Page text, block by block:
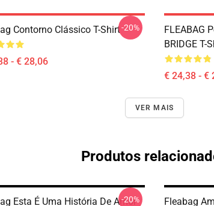
Contorno Clássico T-Shirt
- € 28,06
-20%
FLEABAG
BRIDGE T-
€ 24,38 - €
VER MAIS
Produtos
Esta É Uma História De Amor
-20%
Fleabag